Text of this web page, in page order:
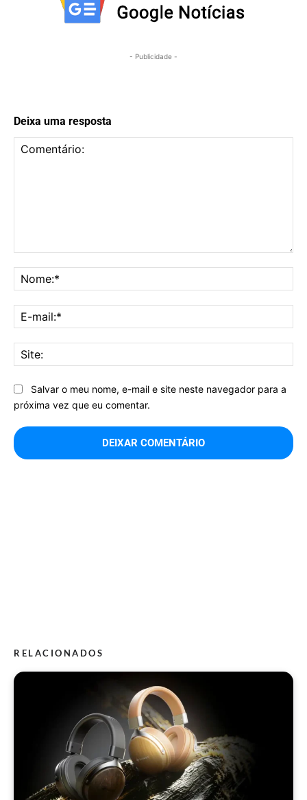
- Publicidade -
Deixa uma resposta
Salvar o meu nome, e-mail e site neste navegador para a
próxima vez que eu comentar.
RELACIONADOS